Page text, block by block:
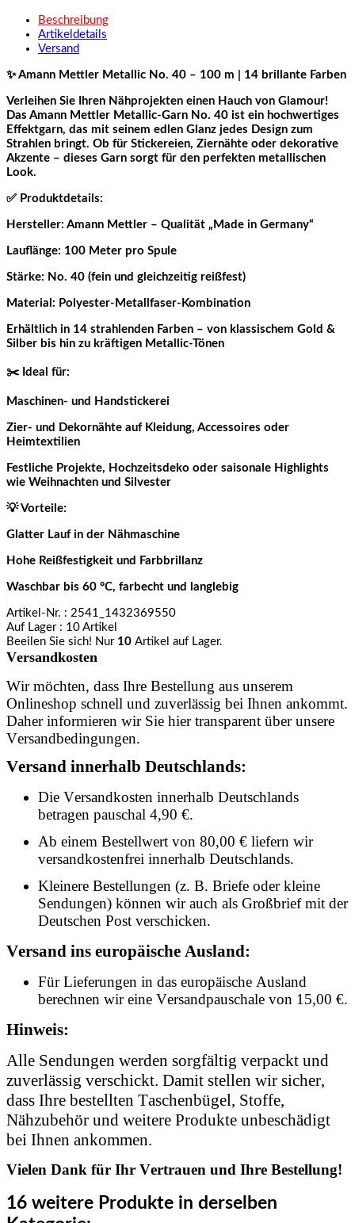
Beschreibung
Artikeldetails
Versand
✨ Amann Mettler Metallic No. 40 – 100 m | 14 brillante Farben
Verleihen Sie Ihren Nähprojekten einen Hauch von Glamour!
Das Amann Mettler Metallic-Garn No. 40 ist ein hochwertiges
Effektgarn, das mit seinem edlen Glanz jedes Design zum
Strahlen bringt. Ob für Stickereien, Ziernähte oder dekorative
Akzente – dieses Garn sorgt für den perfekten metallischen
Look.
✅ Produktdetails:
Hersteller: Amann Mettler – Qualität „Made in Germany“
Lauflänge: 100 Meter pro Spule
Stärke: No. 40 (fein und gleichzeitig reißfest)
Material: Polyester-Metallfaser-Kombination
Erhältlich in 14 strahlenden Farben – von klassischem Gold &
Silber bis hin zu kräftigen Metallic-Tönen
✂️ Ideal für:
Maschinen- und Handstickerei
Zier- und Dekornähte auf Kleidung, Accessoires oder
Heimtextilien
Festliche Projekte, Hochzeitsdeko oder saisonale Highlights
wie Weihnachten und Silvester
💡 Vorteile:
Glatter Lauf in der Nähmaschine
Hohe Reißfestigkeit und Farbbrillanz
Waschbar bis 60 °C, farbecht und langlebig
Artikel-Nr. : 2541_1432369550
Auf Lager : 10 Artikel
Beeilen Sie sich! Nur 10 Artikel auf Lager.
Versandkosten
Wir möchten, dass Ihre Bestellung aus unserem
Onlineshop schnell und zuverlässig bei Ihnen ankommt.
Daher informieren wir Sie hier transparent über unsere
Versandbedingungen.
Versand innerhalb Deutschlands:
Die Versandkosten innerhalb Deutschlands
betragen pauschal 4,90 €.
Ab einem Bestellwert von 80,00 € liefern wir
versandkostenfrei innerhalb Deutschlands.
Kleinere Bestellungen (z. B. Briefe oder kleine
Sendungen) können wir auch als Großbrief mit der
Deutschen Post verschicken.
Versand ins europäische Ausland:
Für Lieferungen in das europäische Ausland
berechnen wir eine Versandpauschale von 15,00 €.
Hinweis:
Alle Sendungen werden sorgfältig verpackt und
zuverlässig verschickt. Damit stellen wir sicher,
dass Ihre bestellten Taschenbügel, Stoffe,
Nähzubehör und weitere Produkte unbeschädigt
bei Ihnen ankommen.
Vielen Dank für Ihr Vertrauen und Ihre Bestellung!
16 weitere Produkte in derselben